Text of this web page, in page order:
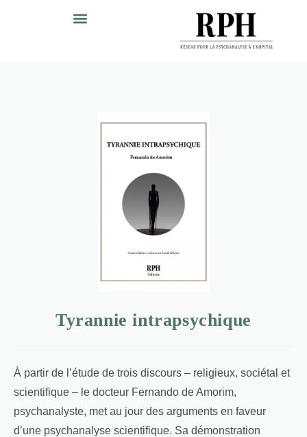
Tyrannie intrapsychique
À partir de l’étude de trois discours – religieux, sociétal et
scientifique – le docteur Fernando de Amorim,
psychanalyste, met au jour des arguments en faveur
d’une psychanalyse scientifique. Sa démonstration